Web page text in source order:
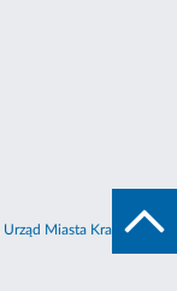
Urząd Miasta Krakowa